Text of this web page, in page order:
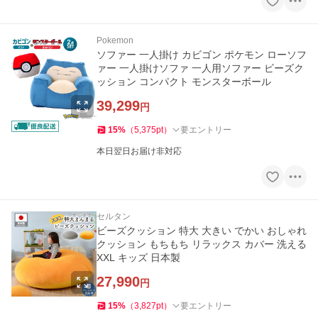
Pokemon
ソファー 一人掛け カビゴン ポケモン ローソフ
ァー 一人掛けソファ 一人用ソファー ビーズク
ッション コンパクト モンスターボール
39,299円
15% （5,375pt） 要エントリー
本日翌日お届け非対応
セルタン
ビーズクッション 特大 大きい でかい おしゃれ
クッション もちもち リラックス カバー 洗える
XXL キッズ 日本製
27,990円
15% （3,827pt） 要エントリー